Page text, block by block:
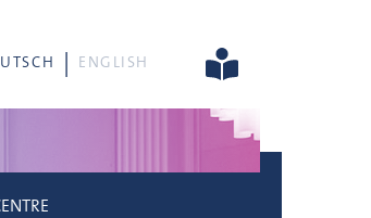
ENGLISH